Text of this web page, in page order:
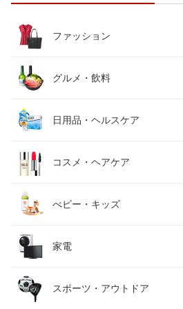
ファッション
レディースファッション
メンズファッション
キッズファッション
ベビーファッション
インナー・下着・ナイトウェア
バッグ・小物・ブランド雑貨
グルメ・飲料
食品
スイーツ・お菓子
水・ソフトドリンク
ビール・洋酒
ワイン
日用品・ヘルスケア
日用品雑貨・文房具・手芸
ダイエット・健康
医薬品・コンタクト・介護
コスメ・ヘアケア
美容・コスメ・香水
べビー・キッズ
キッズ・ベビー・マタニティ
おもちゃ
家電
家電
スポーツ・アウトドア